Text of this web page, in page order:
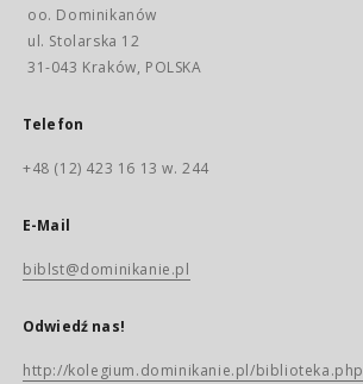
oo. Dominikanów
ul. Stolarska 12
31-043 Kraków, POLSKA
Telefon
+48 (12) 423 16 13 w. 244
E-Mail
biblst@dominikanie.pl
Odwiedź nas!
http://kolegium.dominikanie.pl/biblioteka.php